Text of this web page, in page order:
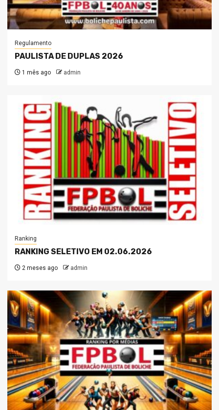
Regulamento
PAULISTA DE DUPLAS 2026
1 mês ago admin
Ranking
RANKING SELETIVO EM 02.06.2026
2 meses ago admin